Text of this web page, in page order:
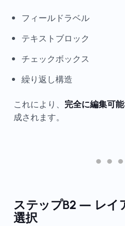
フィールドラベル
テキストブロック
チェックボックス
繰り返し構造
これにより、 完全に編集可
成されます。
ステップB2 — レイ
選択